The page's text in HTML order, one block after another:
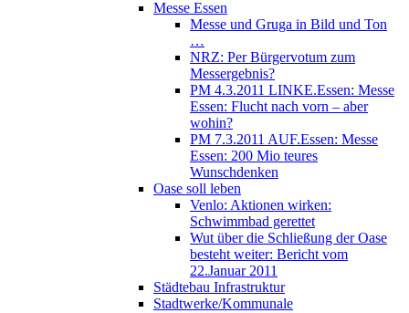
Messe Essen
Messe und Gruga in Bild und Ton
…
NRZ: Per Bürgervotum zum
Messergebnis?
PM 4.3.2011 LINKE.Essen: Messe
Essen: Flucht nach vorn – aber
wohin?
PM 7.3.2011 AUF.Essen: Messe
Essen: 200 Mio teures
Wunschdenken
Oase soll leben
Venlo: Aktionen wirken:
Schwimmbad gerettet
Wut über die Schließung der Oase
besteht weiter: Bericht vom
22.Januar 2011
Städtebau Infrastruktur
Stadtwerke/Kommunale